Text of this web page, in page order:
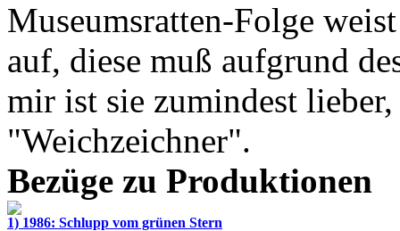
Museumsratten-Folge
auf, diese muß aufgrund
mir ist sie zumindest
"Weichzeichner".
Bezüge zu Produktionen
1) 1986: Schlupp vom grünen Stern